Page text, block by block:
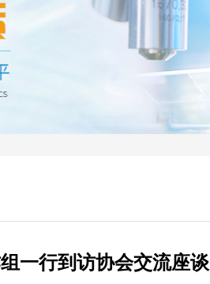
一行到访协会交流座谈